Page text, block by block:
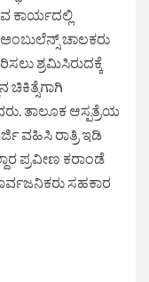
ಕಾರ್ಯದಲ್ಲಿ
ಚಾಲಕರು
ಶ್ರಮಿಸಿರುದಕ್ಕೆ
ಚಿಕಿತ್ಸೆಗಾಗಿ
ತಾಲೂಕ ಆಸ್ಪತ್ರೆಯ
ವಹಿಸಿ ರಾತ್ರಿ ಇಡಿ
ಪ್ರವೀಣ ಕರಾಂಡೆ
ಸಹಕಾರ